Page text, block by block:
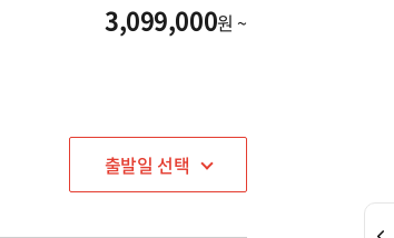
3,099,000원 ~
출발일 선택